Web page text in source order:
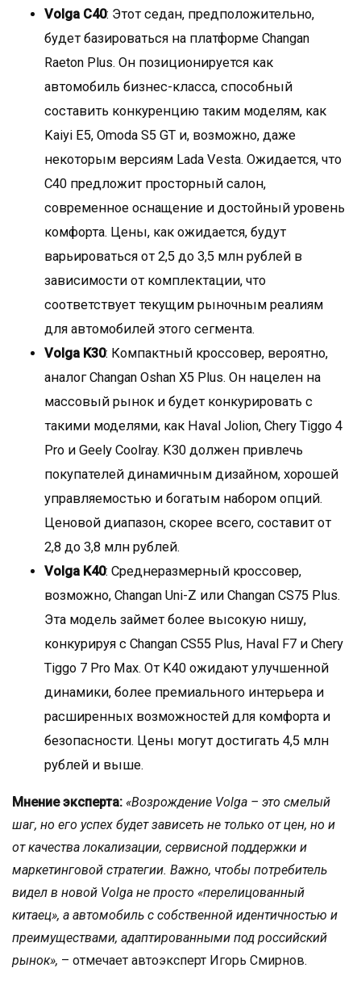
Volga C40: Этот седан, предположительно,
будет базироваться на платформе Changan
Raeton Plus. Он позиционируется как
автомобиль бизнес-класса, способный
составить конкуренцию таким моделям, как
Kaiyi E5, Omoda S5 GT и, возможно, даже
некоторым версиям Lada Vesta. Ожидается, что
C40 предложит просторный салон,
современное оснащение и достойный уровень
комфорта. Цены, как ожидается, будут
варьироваться от 2,5 до 3,5 млн рублей в
зависимости от комплектации, что
соответствует текущим рыночным реалиям
для автомобилей этого сегмента.
Volga K30: Компактный кроссовер, вероятно,
аналог Changan Oshan X5 Plus. Он нацелен на
массовый рынок и будет конкурировать с
такими моделями, как Haval Jolion, Chery Tiggo 4
Pro и Geely Coolray. K30 должен привлечь
покупателей динамичным дизайном, хорошей
управляемостью и богатым набором опций.
Ценовой диапазон, скорее всего, составит от
2,8 до 3,8 млн рублей.
Volga K40: Среднеразмерный кроссовер,
возможно, Changan Uni-Z или Changan CS75 Plus.
Эта модель займет более высокую нишу,
конкурируя с Changan CS55 Plus, Haval F7 и Chery
Tiggo 7 Pro Max. От K40 ожидают улучшенной
динамики, более премиального интерьера и
расширенных возможностей для комфорта и
безопасности. Цены могут достигать 4,5 млн
рублей и выше.
Мнение эксперта: «Возрождение Volga – это смелый
шаг, но его успех будет зависеть не только от цен, но и
от качества локализации, сервисной поддержки и
маркетинговой стратегии. Важно, чтобы потребитель
видел в новой Volga не просто «перелицованный
китаец», а автомобиль с собственной идентичностью и
преимуществами, адаптированными под российский
рынок», – отмечает автоэксперт Игорь Смирнов.